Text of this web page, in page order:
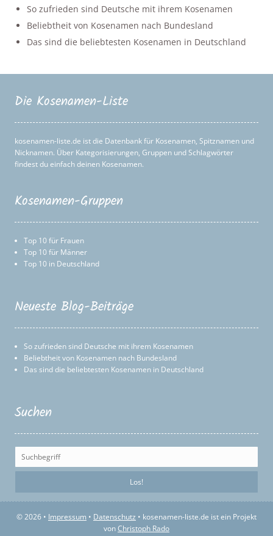
So zufrieden sind Deutsche mit ihrem Kosenamen
Beliebtheit von Kosenamen nach Bundesland
Das sind die beliebtesten Kosenamen in Deutschland
Die Kosenamen-Liste
kosenamen-liste.de ist die Datenbank für Kosenamen, Spitznamen und
Nicknamen. Über Kategorisierungen, Gruppen und Schlagwörter
findest du einfach deinen Kosenamen.
Kosenamen-Gruppen
Top 10 für Frauen
Top 10 für Männer
Top 10 in Deutschland
Neueste Blog-Beiträge
So zufrieden sind Deutsche mit ihrem Kosenamen
Beliebtheit von Kosenamen nach Bundesland
Das sind die beliebtesten Kosenamen in Deutschland
Suchen
© 2026 • Impressum • Datenschutz • kosenamen-liste.de ist ein Projekt
vonChristoph Rado